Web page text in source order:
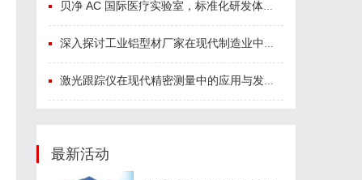
贝净 AC 国际医疗实验室，标准化研发体系全解析
深入探讨工业铝型材厂家在现代制造业中的重要角色与发展趋势
激光跟踪仪在现代精密测量中的应用与发展趋势
最新活动